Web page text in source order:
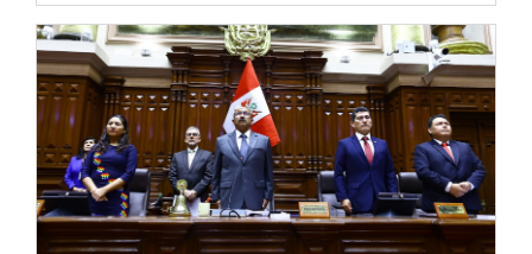
Meléndez Celis (APP), Jorge Vásquez Becerra (AP) y
Leonardo Inga Sales (AP). Meléndez señaló que hay
“muchos que solo conocen la Amazonía mediante el
Google” y no conocen la realidad.
Mientras que Inga Sales (AP) expresó que existen
personas que “solo leen informes de las oenegés
internacionales, que quieren imponer sus ideas de cómo
manejar la Amazonía”; además subrayó la importancia de